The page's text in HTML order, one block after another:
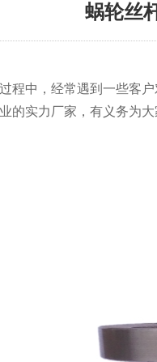
蜗轮丝
程中，经常遇到一些客户
的实力厂家，有义务为